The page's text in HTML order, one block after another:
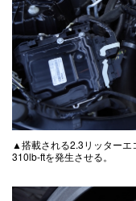
▲搭載される2.3リッターエ
310lb-ftを発生させる。